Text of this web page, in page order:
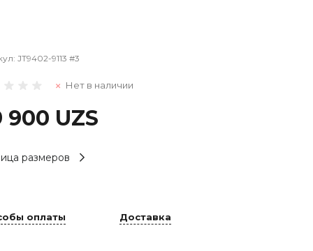
JT9402-9113 #3
Нет в наличии
900 UZS
размеров
оплаты Доставка